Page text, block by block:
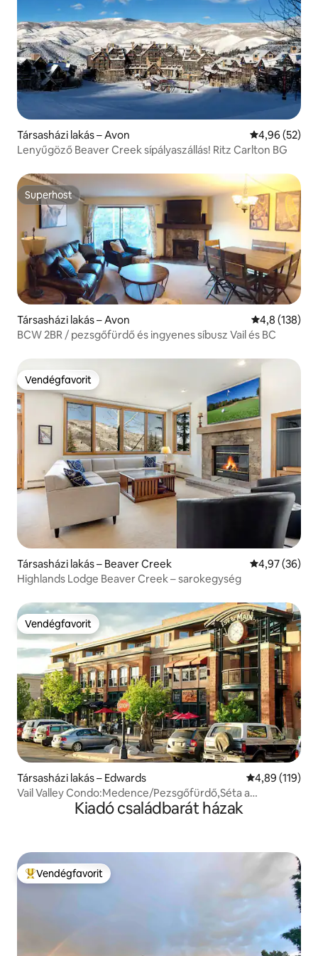
Társasházi lakás – Avon Átlagos
4,96 (52)
Lenyűgöző Beaver Creek sípályaszállás! Ritz Carlton BG
Superhost
Superhost
Társasházi lakás – Avon Átlagos
4,8 (138)
BCW 2BR / pezsgőfürdő és ingyenes síbusz Vail és BC
Vendégfavorit
Vendégfavorit
Társasházi lakás – Beaver Creek Átlagos
4,97 (36)
Highlands Lodge Beaver Creek – sarokegység
Vendégfavorit
Vendégfavorit
Társasházi lakás – Edwards Átlagos
4,89 (119)
Vail Valley Condo:Medence/Pezsgőfürdő,Séta a
Kiadó családbarát házak
Kiemelt vendégfavorit
Vendégfavorit